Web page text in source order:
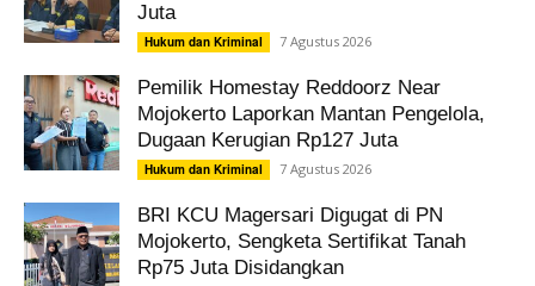
Juta
Hukum dan Kriminal 7 Agustus 2026
Pemilik Homestay Reddoorz Near
Mojokerto Laporkan Mantan Pengelola,
Dugaan Kerugian Rp127 Juta
Hukum dan Kriminal 7 Agustus 2026
BRI KCU Magersari Digugat di PN
Mojokerto, Sengketa Sertifikat Tanah
Rp75 Juta Disidangkan